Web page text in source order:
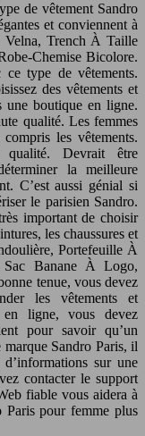
de vêtement Sandro
et conviennent à
Velna, Trench À Taille
Chemise Bicolore.
ce type de vêtements.
des vêtements et
une boutique en ligne.
qualité. Les femmes
les vêtements.
Devrait être
la meilleure
C’est aussi génial si
le parisien Sandro.
important de choisir
les chaussures et
Portefeuille À
Sac Banane À Logo,
tenue, vous devez
les vêtements et
en ligne, vous devez
pour savoir qu’un
Sandro Paris, il
sur une
contacter le support
fiable vous aidera à
Paris pour femme plus